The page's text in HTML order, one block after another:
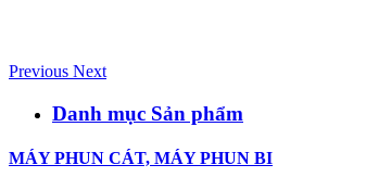
Previous Next
Danh mục Sản phẩm
MÁY PHUN CÁT, MÁY PHUN BI